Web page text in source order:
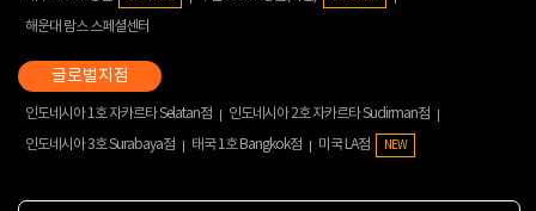
해운대 람스 스페셜센터
인도네시아 1호 자카르타 Selatan점
인도네시아 2호 자카르타 Sudirman점
인도네시아 3호 Surabaya점
태국 1호 Bangkok점 미국 LA점 NEW